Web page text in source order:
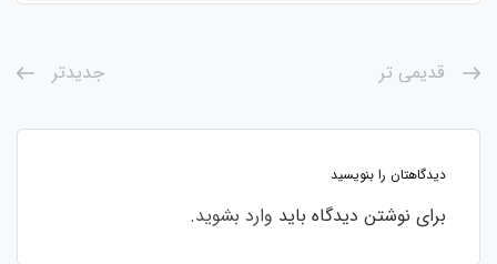
قدیمی تر جدیدتر
دیدگاهتان را بنویسید
برای نوشتن دیدگاه باید وارد بشوید.